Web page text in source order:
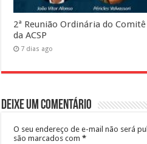
2ª Reunião Ordinária do
da ACSP
7 dias ago
Deixe um comentário
O seu endereço de e-mail não será
são marcados com*